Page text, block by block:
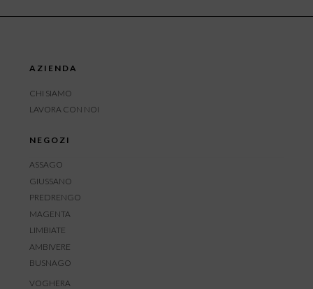
AZIENDA
CHI SIAMO
LAVORA CON NOI
NEGOZI
ASSAGO
GIUSSANO
PREDRENGO
MAGENTA
LIMBIATE
AMBIVERE
BUSNAGO
VOGHERA